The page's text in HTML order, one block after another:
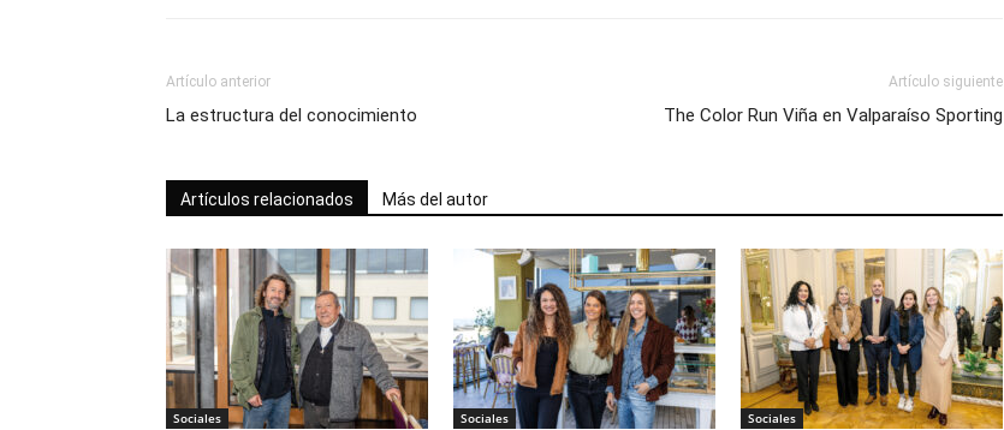
Artículo anterior
La estructura del conocimiento
Artículo siguiente
The Color Run Viña en Valparaíso Sporting
Artículos relacionados Más del autor
Sociales Sociales Sociales